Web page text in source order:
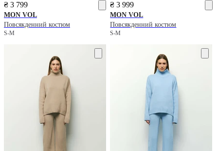
₴ 3 799
MON VOL
Повсякденний костюм
S-M
₴ 3 999
MON VOL
Повсякденний костюм
S-M